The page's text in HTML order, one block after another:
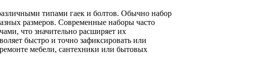
типами гаек и болтов. Обычно набор
размеров. Современные наборы часто
что значительно расширяет их
быстро и точно зафиксировать или
мебели, сантехники или бытовых